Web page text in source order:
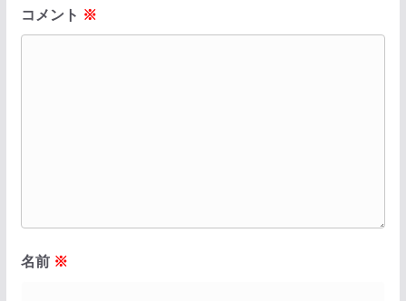
コメント ※
名前 ※